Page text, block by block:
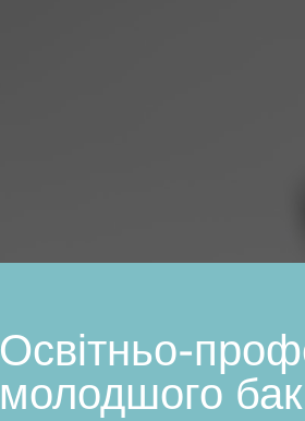
Освітньо-
молодшого